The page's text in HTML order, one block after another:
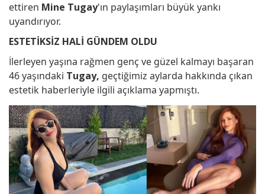
ettiren Mine Tugay'ın paylaşımları büyük yankı
uyandırıyor.
ESTETİKSİZ HALİ GÜNDEM OLDU
İlerleyen yaşına rağmen genç ve güzel kalmayı başaran
46 yaşındaki Tugay, geçtiğimiz aylarda hakkında çıkan
estetik haberleriyle ilgili açıklama yapmıştı.